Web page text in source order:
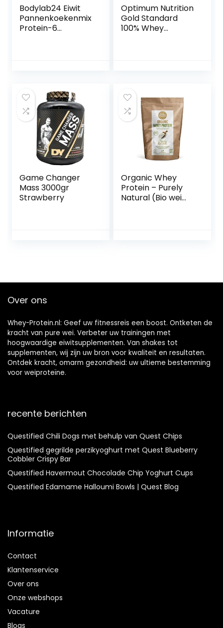
Bodylab24 Eiwit
Pannenkoekenmix
Protein-6
n eiwitpoeder
Optimum Nutrition
Gold Standard
100% Whey
BCAA Aminozuren,
Intense
Melkchocoladesm
aak, 28 Porties, 896
Game Changer
Mass 3000gr
Strawberry
Organic Whey
Protein – Purely
Natural (Bio wei
Over ons
Whey-Protein.nl: Geef uw fitnessreis een boost. Ontketen de
kracht van pure wei. Verbeter uw trainingen met
hoogwaardige eiwitsupplementen. Van shakes tot
supplementen, wij zijn uw bron voor kwaliteit en resultaten.
Ontdek kracht, omarm gezondheid: uw ultieme bestemming
voor weiproteïne.
recente berichten
Questified Chili Dogs met behulp van Quest Chips
Questified gegrilde perzikyoghurt met Quest Blueberry
Cobbler Crispy Bar
Questified Havermout Chocolade Chip Yoghurt Cups
Questified Edamame Halloumi Bowls | Quest Blog
Informatie
Contact
Klantenservice
Over ons
Onze webshops
Vacature
Blogs